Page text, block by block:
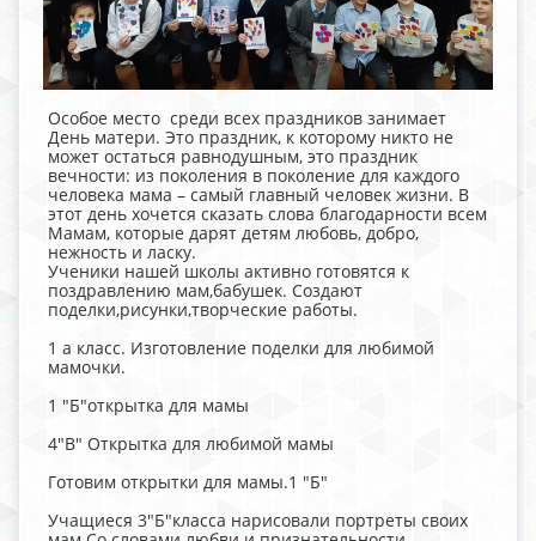
Особое место среди всех праздников занимает
День матери. Это праздник, к которому никто не
может остаться равнодушным, это праздник
вечности: из поколения в поколение для каждого
человека мама – самый главный человек жизни. В
этот день хочется сказать слова благодарности всем
Мамам, которые дарят детям любовь, добро,
нежность и ласку.
Ученики нашей школы активно готовятся к
поздравлению мам,бабушек. Создают
поделки,рисунки,творческие работы.
1 а класс. Изготовление поделки для любимой
мамочки.
1 "Б"открытка для мамы
4"В" Открытка для любимой мамы
Готовим открытки для мамы.1 "Б"
Учащиеся 3"Б"класса нарисовали портреты своих